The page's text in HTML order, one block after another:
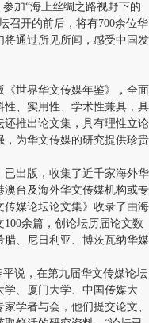
加“海上丝绸之路视野下的
召开的前后，将有700余位华
通过所见所闻，感受中国发
世界华文传媒年鉴》，全面
、实用性、学术性兼具，具
推出论文集，具有理性立论
为华文传媒的研究提供珍贵
出版，收集了近千家海外华
台及海外华文传媒机构或专
媒论坛论文集》收录了由海
余篇，创论坛历届论文数
、尼日利亚、博茨瓦纳华媒
说，在第九届华文传媒论坛
、厦门大学、中国传媒大
学者与会，他们提交论文、